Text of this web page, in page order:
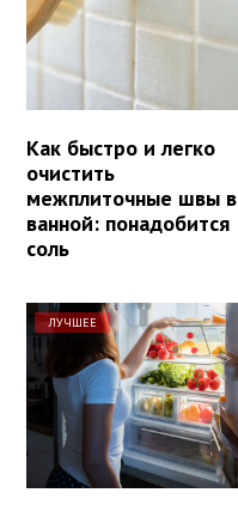
Как быстро и легко
очистить
межплиточные швы в
ванной: понадобится
соль
ЛУЧШЕЕ